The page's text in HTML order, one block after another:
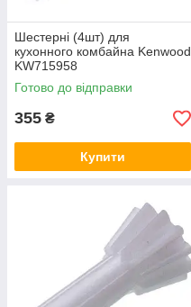
Шестерні (4шт) для
кухонного комбайна Kenwood
KW715958
Готово до відправки
355 ₴
Купити